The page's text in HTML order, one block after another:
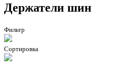
Держатели шин
Фильтр
Сортировка